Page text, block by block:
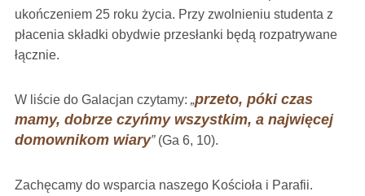
ukończeniem 25 roku życia. Przy zwolnieniu studenta z
płacenia składki obydwie przesłanki będą rozpatrywane
łącznie.
W liście do Galacjan czytamy: „przeto, póki czas
mamy, dobrze czyńmy wszystkim, a najwięcej
domownikom wiary” (Ga 6, 10).
Zachęcamy do wsparcia naszego Kościoła i Parafii.